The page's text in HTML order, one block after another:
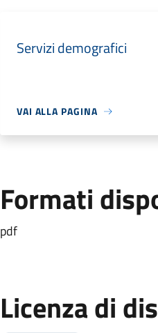
Servizi demografici
VAI ALLA PAGINA
Formati
pdf
Licenza di